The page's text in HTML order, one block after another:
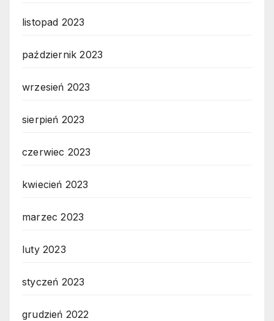
listopad 2023
październik 2023
wrzesień 2023
sierpień 2023
czerwiec 2023
kwiecień 2023
marzec 2023
luty 2023
styczeń 2023
grudzień 2022